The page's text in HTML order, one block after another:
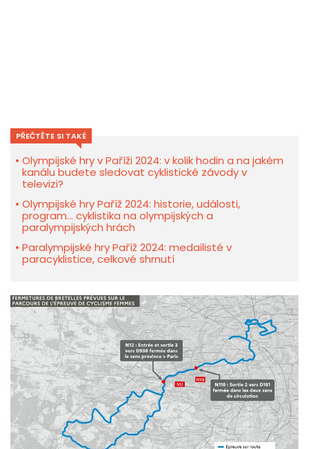
PŘEČTĚTE SI TAKÉ
Olympijské hry v Paříži 2024: v kolik hodin a na jakém
kanálu budete sledovat cyklistické závody v
televizi?
Olympijské hry Paříž 2024: historie, události,
program... cyklistika na olympijských a
paralympijských hrách
Paralympijské hry Paříž 2024: medailisté v
paracyklistice, celkové shrnutí